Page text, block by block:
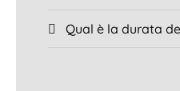
Qual è la durata